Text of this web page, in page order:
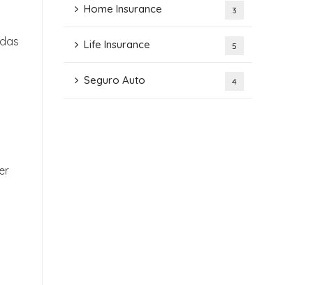
Home Insurance 3
Life Insurance 5
Seguro Auto 4